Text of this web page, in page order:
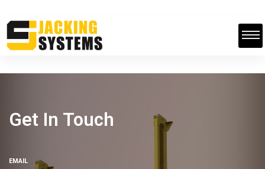
Get In Touch
EMAIL